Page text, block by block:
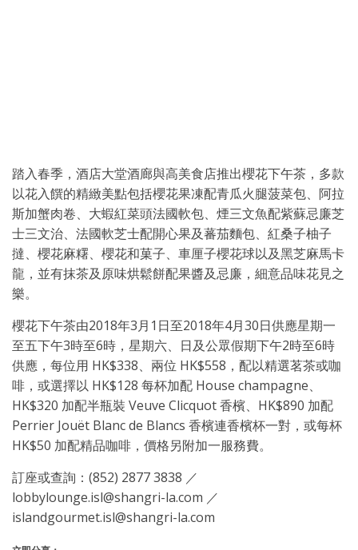
踏入春季，酒店大堂酒廊與高美食店推出櫻花下午茶，多款
以花入饌的精緻美點包括櫻花果凍配青瓜火腿菠菜包、阿拉
斯加蟹肉卷、大蝦紅菜頭法國軟包、煙三文魚配紫蘇忌廉芝
士三文治、法國軟芝士配開心果及蕃茄麵包、紅桑子柚子
撻、櫻花麻糬、櫻花和菓子、車厘子櫻花球以及黑芝麻馬卡
龍，並有抹茶及原味烘鬆餅配果醬及忌廉，細意品味花見之
樂。
櫻花下午茶由2018年3月1日至2018年4月30日供應星期一
至五下午3時至6時，星期六、日及公眾假期下午2時至6時
供應，每位用 HK$338、兩位 HK$558，配以精選茗茶或咖
啡，或選擇以 HK$128 每杯加配 House champagne、
HK$320 加配半瓶裝 Veuve Clicquot 香檳、HK$890 加配
Perrier Jouët Blanc de Blancs 香檳連香檳杯一對，或每杯
HK$50 加配精品咖啡，價格另附加一服務費。
訂座或查詢：(852) 2877 3838 ／
lobbylounge.isl@shangri-la.com ／
islandgourmet.isl@shangri-la.com